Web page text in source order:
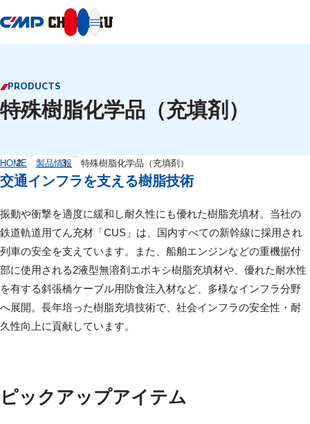
PRODUCTS
特殊樹脂化学品（充填剤）
HOME 製品情報 特殊樹脂化学品（充填剤）
交通インフラを支える樹脂技術
振動や衝撃を適度に緩和し耐久性にも優れた樹脂充填材。当社の
鉄道軌道用てん充材「CUS」は、国内すべての新幹線に採用され
列車の安全を支えています。また、船舶エンジンなどの重機据付
部に使用される2液型無溶剤エポキシ樹脂充填材や、優れた耐水性
を有する斜張橋ケーブル用防食注入材など、多様なインフラ分野
へ展開。長年培った樹脂充填技術で、社会インフラの安全性・耐
久性向上に貢献しています。
ピックアップアイテム